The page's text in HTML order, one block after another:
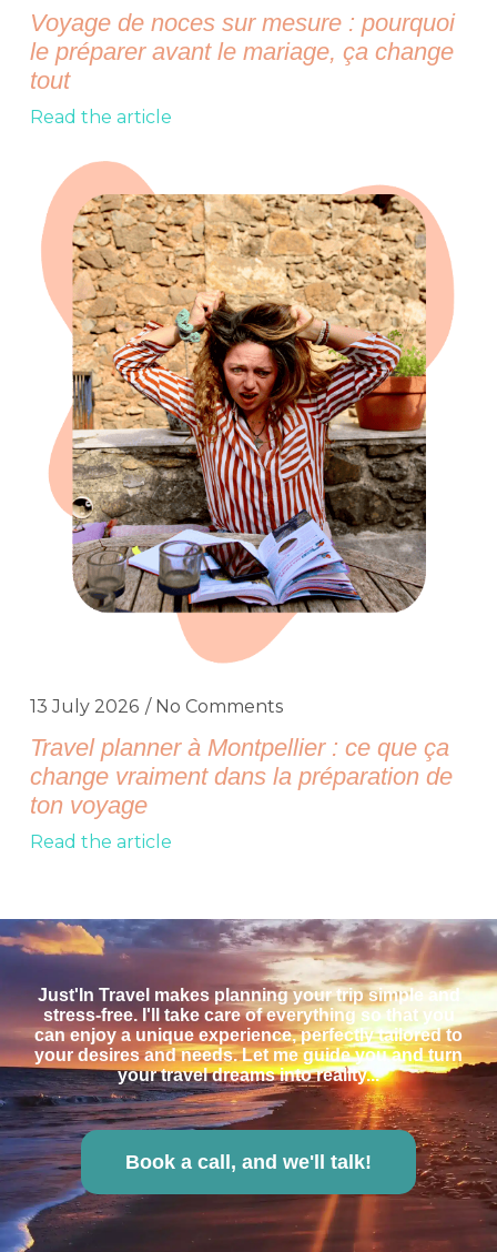
Voyage de noces sur mesure : pourquoi
le préparer avant le mariage, ça change
tout
Read the article
13 July 2026 No Comments
Travel planner à Montpellier : ce que ça
change vraiment dans la préparation de
ton voyage
Read the article
Just'In Travel makes planning your trip simple and
stress-free. I'll take care of everything so that you
can enjoy a unique experience, perfectly tailored to
your desires and needs. Let me guide you and turn
your travel dreams into reality...
Book a call, and we'll talk!